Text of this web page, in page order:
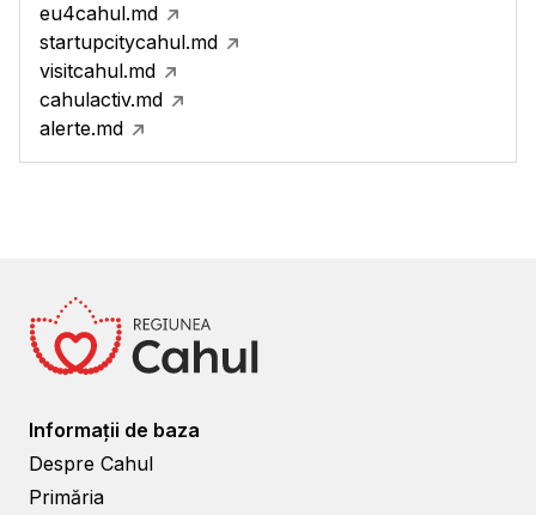
eu4cahul.md
startupcitycahul.md
visitcahul.md
cahulactiv.md
alerte.md
Informații de baza
Despre Cahul
Primăria